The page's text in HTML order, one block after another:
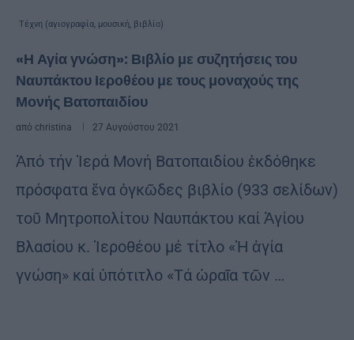
Τέχνη (αγιογραφία, μουσική, βιβλίο)
«Η Αγία γνώση»: Βιβλίο με συζητήσεις του
Ναυπάκτου Ιεροθέου με τους μοναχούς της
Μονής Βατοπαιδίου
από christina 27 Αυγούστου 2021
Ἀπό τήν Ἱερά Μονή Βατοπαιδίου ἐκδόθηκε
πρόσφατα ἕνα ὀγκῶδες βιβλίο (933 σελίδων)
τοῦ Μητροπολίτου Ναυπάκτου καί Ἁγίου
Βλασίου κ. Ἱεροθέου μέ τίτλο «Ἡ ἁγία
γνώση» καί ὑπότιτλο «Τά ὡραῖα τῶν …